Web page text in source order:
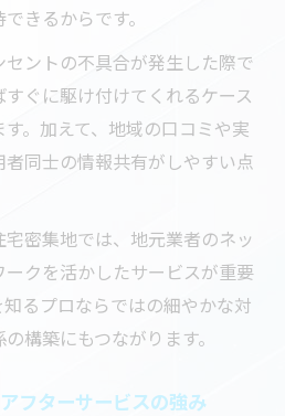
きるからです。
ントの不具合が発生した際で
ぐに駆け付けてくれるケース
。加えて、地域の口コミや実
同士の情報共有がしやすい点
密集地では、地元業者のネッ
ークを活かしたサービスが重要
るプロならではの細やかな対
構築にもつながります。
フターサービスの強み